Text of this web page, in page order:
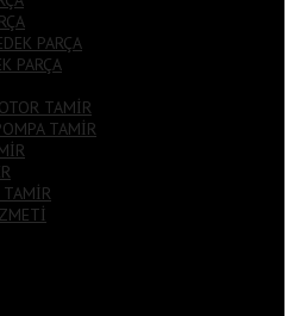
PARÇA
PARÇA
TAMİR
TAMİR
TAMİR